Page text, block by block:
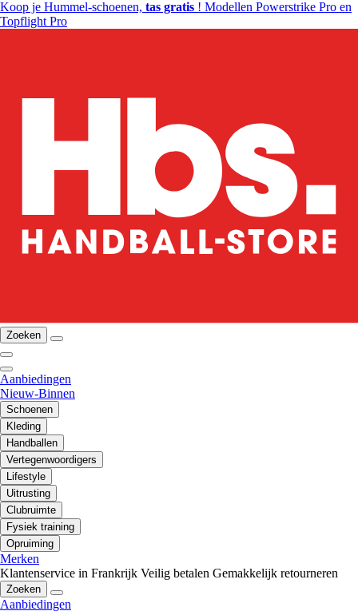
Koop je Hummel-schoenen, tas gratis ! Modellen Powerstrike Pro en
Topflight Pro
Zoeken
Aanbiedingen
Nieuw-Binnen
Schoenen
Kleding
Handballen
Vertegenwoordigers
Lifestyle
Uitrusting
Clubruimte
Fysiek training
Opruiming
Merken
Klantenservice in Frankrijk Veilig betalen Gemakkelijk retourneren
Zoeken
Aanbiedingen